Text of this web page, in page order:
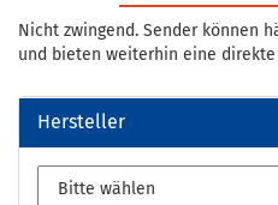
Nicht zwingend. Sender können
und bieten weiterhin eine
Hersteller